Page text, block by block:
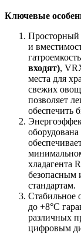
Ключевые
и
входят),
места для
свежих
позволяет
обеспечить
хладагента
безопасным
стандартам.
Стабильное
до +8°C
различных
цифровым